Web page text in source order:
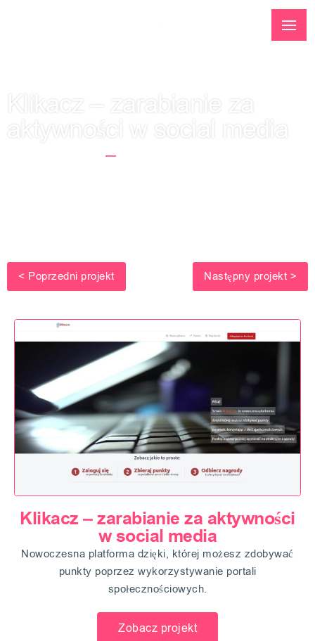
Klikacz – zarabianie za
aktywności w social media
< Poprzedni projekt Następny projekt >
Klikacz – zarabianie za aktywności
w social media
Nowoczesna platforma dzięki, której możesz zdobywać
punkty poprzez wykorzystywanie portali
społecznościowych.
Zobacz projekt